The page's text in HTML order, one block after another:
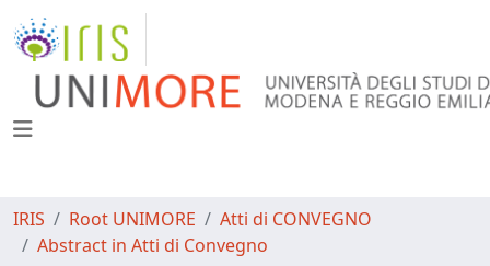
IRIS Root UNIMORE
Atti di CONVEGNO
Abstract in Atti di Convegno